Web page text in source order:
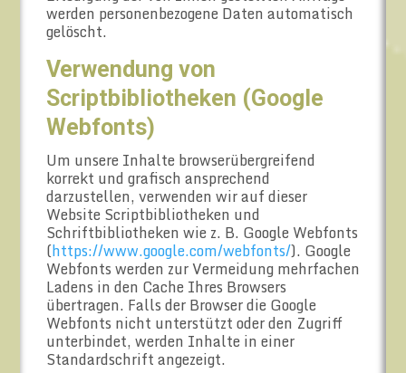
werden personenbezogene Daten automatisch
gelöscht.
Verwendung von
Scriptbibliotheken (Google
Webfonts)
Um unsere Inhalte browserübergreifend
korrekt und grafisch ansprechend
darzustellen, verwenden wir auf dieser
Website Scriptbibliotheken und
Schriftbibliotheken wie z. B. Google Webfonts
(https://www.google.com/webfonts/). Google
Webfonts werden zur Vermeidung mehrfachen
Ladens in den Cache Ihres Browsers
übertragen. Falls der Browser die Google
Webfonts nicht unterstützt oder den Zugriff
unterbindet, werden Inhalte in einer
Standardschrift angezeigt.